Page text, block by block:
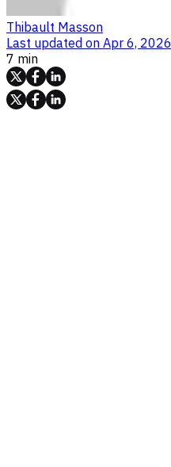
Thibault Masson
Last updated on Apr 6, 2026
7 min